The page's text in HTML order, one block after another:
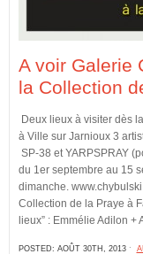
A voir Galerie
la Collection
Deux lieux à visiter dès
à Ville sur Jarnioux 3
SP-38 et YARPSPRAY
du 1er septembre au 15
dimanche.
Collection de la Praye à
lieux” : Emmélie Adilon
POSTED: AOÛT 30TH, 2013 ˑ